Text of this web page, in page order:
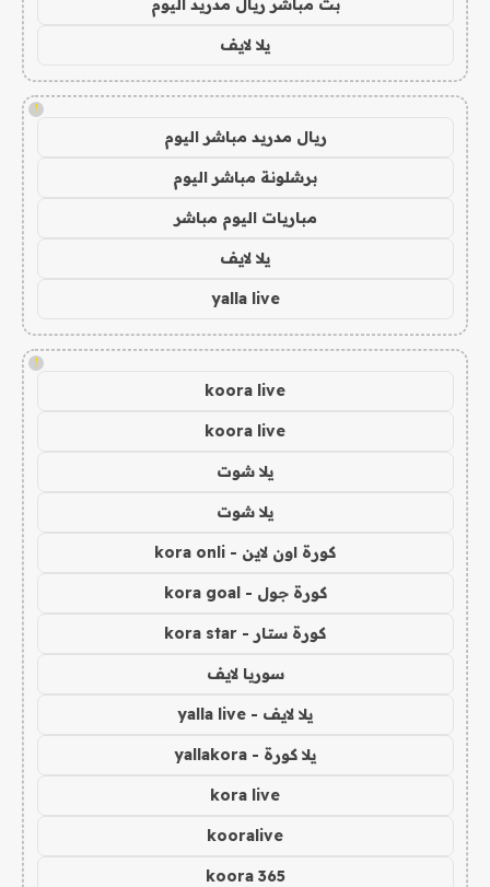
يلا لايف
!
ريال مدريد مباشر اليوم
برشلونة مباشر اليوم
مباريات اليوم مباشر
يلا لايف
yalla live
!
koora live
koora live
يلا شوت
يلا شوت
كورة اون لاين - kora onli
كورة جول - kora goal
كورة ستار - kora star
سوريا لايف
يلا لايف - yalla live
يلا كورة - yallakora
kora live
kooralive
koora 365